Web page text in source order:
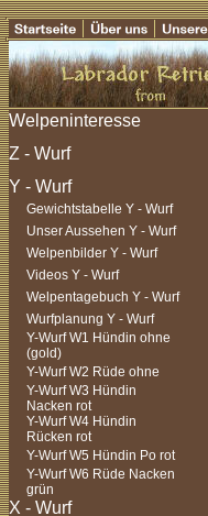
Gewichtstabelle Y - Wurf
Unser Aussehen Y - Wurf
Welpenbilder Y - Wurf
Videos Y - Wurf
Welpentagebuch Y - Wurf
Wurfplanung Y - Wurf
Y-Wurf W1 Hündin ohne
(gold)
Y-Wurf W2 Rüde ohne
Y-Wurf W3 Hündin
Nacken rot
Y-Wurf W4 Hündin
Rücken rot
Y-Wurf W5 Hündin Po rot
Y-Wurf W6 Rüde Nacken
grün